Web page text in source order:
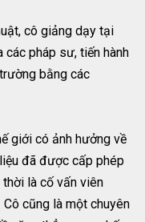
cô giảng dạy tại
các pháp sư, tiến hành
bằng các
giới có ảnh hưởng về
đã được cấp phép
thời là cố vấn viên
cũng là một chuyên